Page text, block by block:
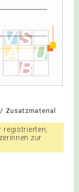
Zusatzmaterial
registrierten,
zur